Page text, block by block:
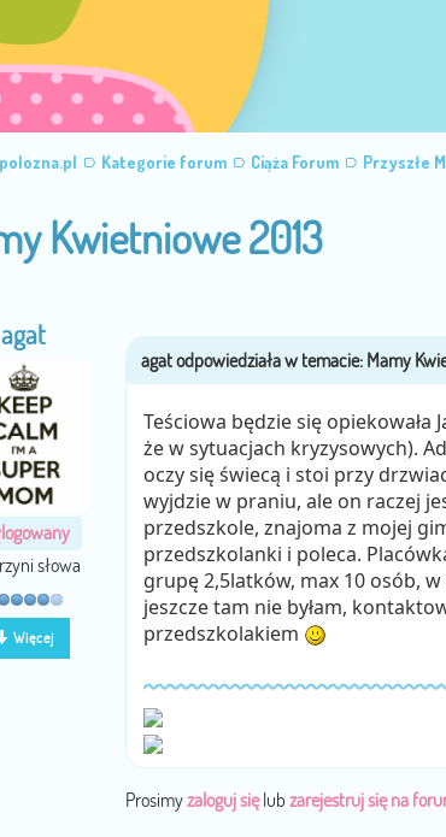
Kategorie forum Ciąża Forum Przyszłe
Kwietniowe 2013
agat
słowa
Więcej
Teściowa będzie się
że w sytuacjach kryzysowych).
oczy się świecą i stoi przy
wyjdzie w praniu, ale on raczej
przedszkole, znajoma z mojej
przedszkolanki i poleca.
grupę 2,5latków, max 10 osób,
jeszcze tam nie byłam,
przedszkolakiem
Prosimyzaloguj sięlub zarejestruj się na